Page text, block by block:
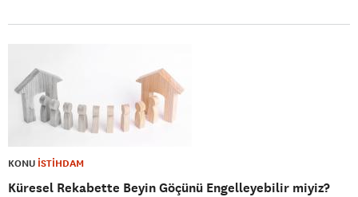
KONU İSTİHDAM
Küresel Rekabette Beyin Göçünü Engelleyebilir miyiz?